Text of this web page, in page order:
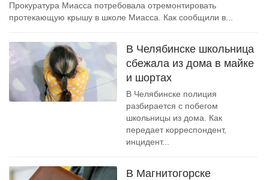
Прокуратура Миасса потребовала отремонтировать
протекающую крышу в школе Миасса. Как сообщили в...
В Челябинске школьница
сбежала из дома в майке
и шортах
В Челябинске полиция
разбирается с побегом
школьницы из дома. Как
передает корреспондент,
инцидент...
В Магнитогорске